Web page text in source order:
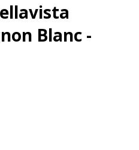
Blanc -